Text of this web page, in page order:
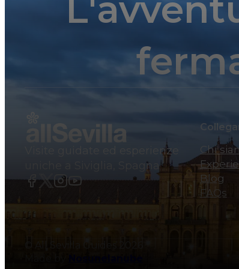
Visite guidate ed esperienze
uniche a Siviglia, Spagna
Chi
Blog
FAQs